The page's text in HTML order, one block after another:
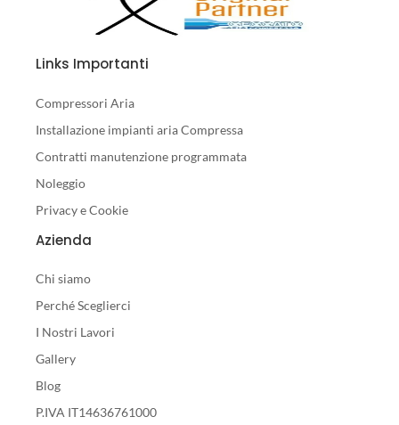
Links Importanti
Compressori Aria
Installazione impianti aria Compressa
Contratti manutenzione programmata
Noleggio
Privacy e Cookie
Azienda
Chi siamo
Perché Sceglierci
I Nostri Lavori
Gallery
Blog
P.IVA IT14636761000